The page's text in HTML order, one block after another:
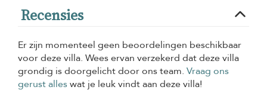
Recensies
Er zijn momenteel geen beoordelingen beschikbaar
voor deze villa. Wees ervan verzekerd dat deze villa
grondig is doorgelicht door ons team. Vraag ons
gerust alleswat je leuk vindt aan deze villa!